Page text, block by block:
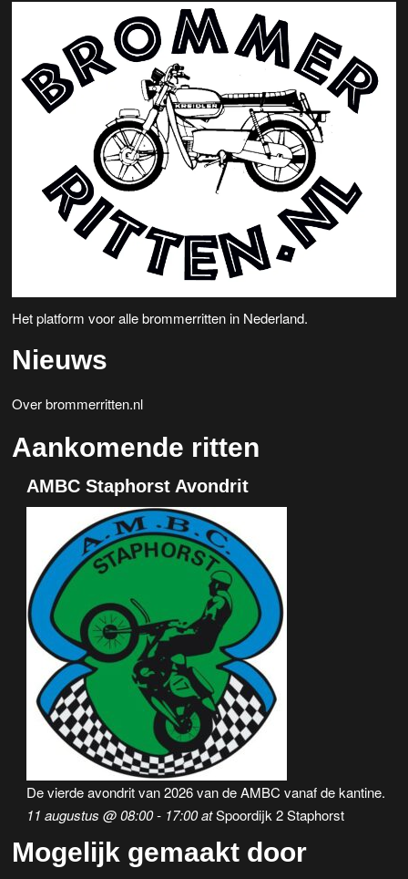
Het platform voor alle brommerritten in Nederland.
Nieuws
Over brommerritten.nl
Aankomende ritten
AMBC Staphorst Avondrit
De vierde avondrit van 2026 van de AMBC vanaf de kantine.
11 augustus @ 08:00- 17:00atSpoordijk 2 Staphorst
Mogelijk gemaakt door